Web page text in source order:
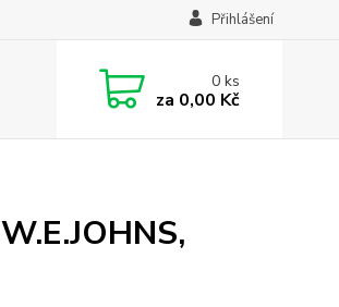
Přihlášení
0ks
za 0,00 Kč